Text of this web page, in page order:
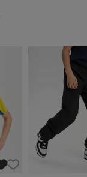
Kampanj -25%